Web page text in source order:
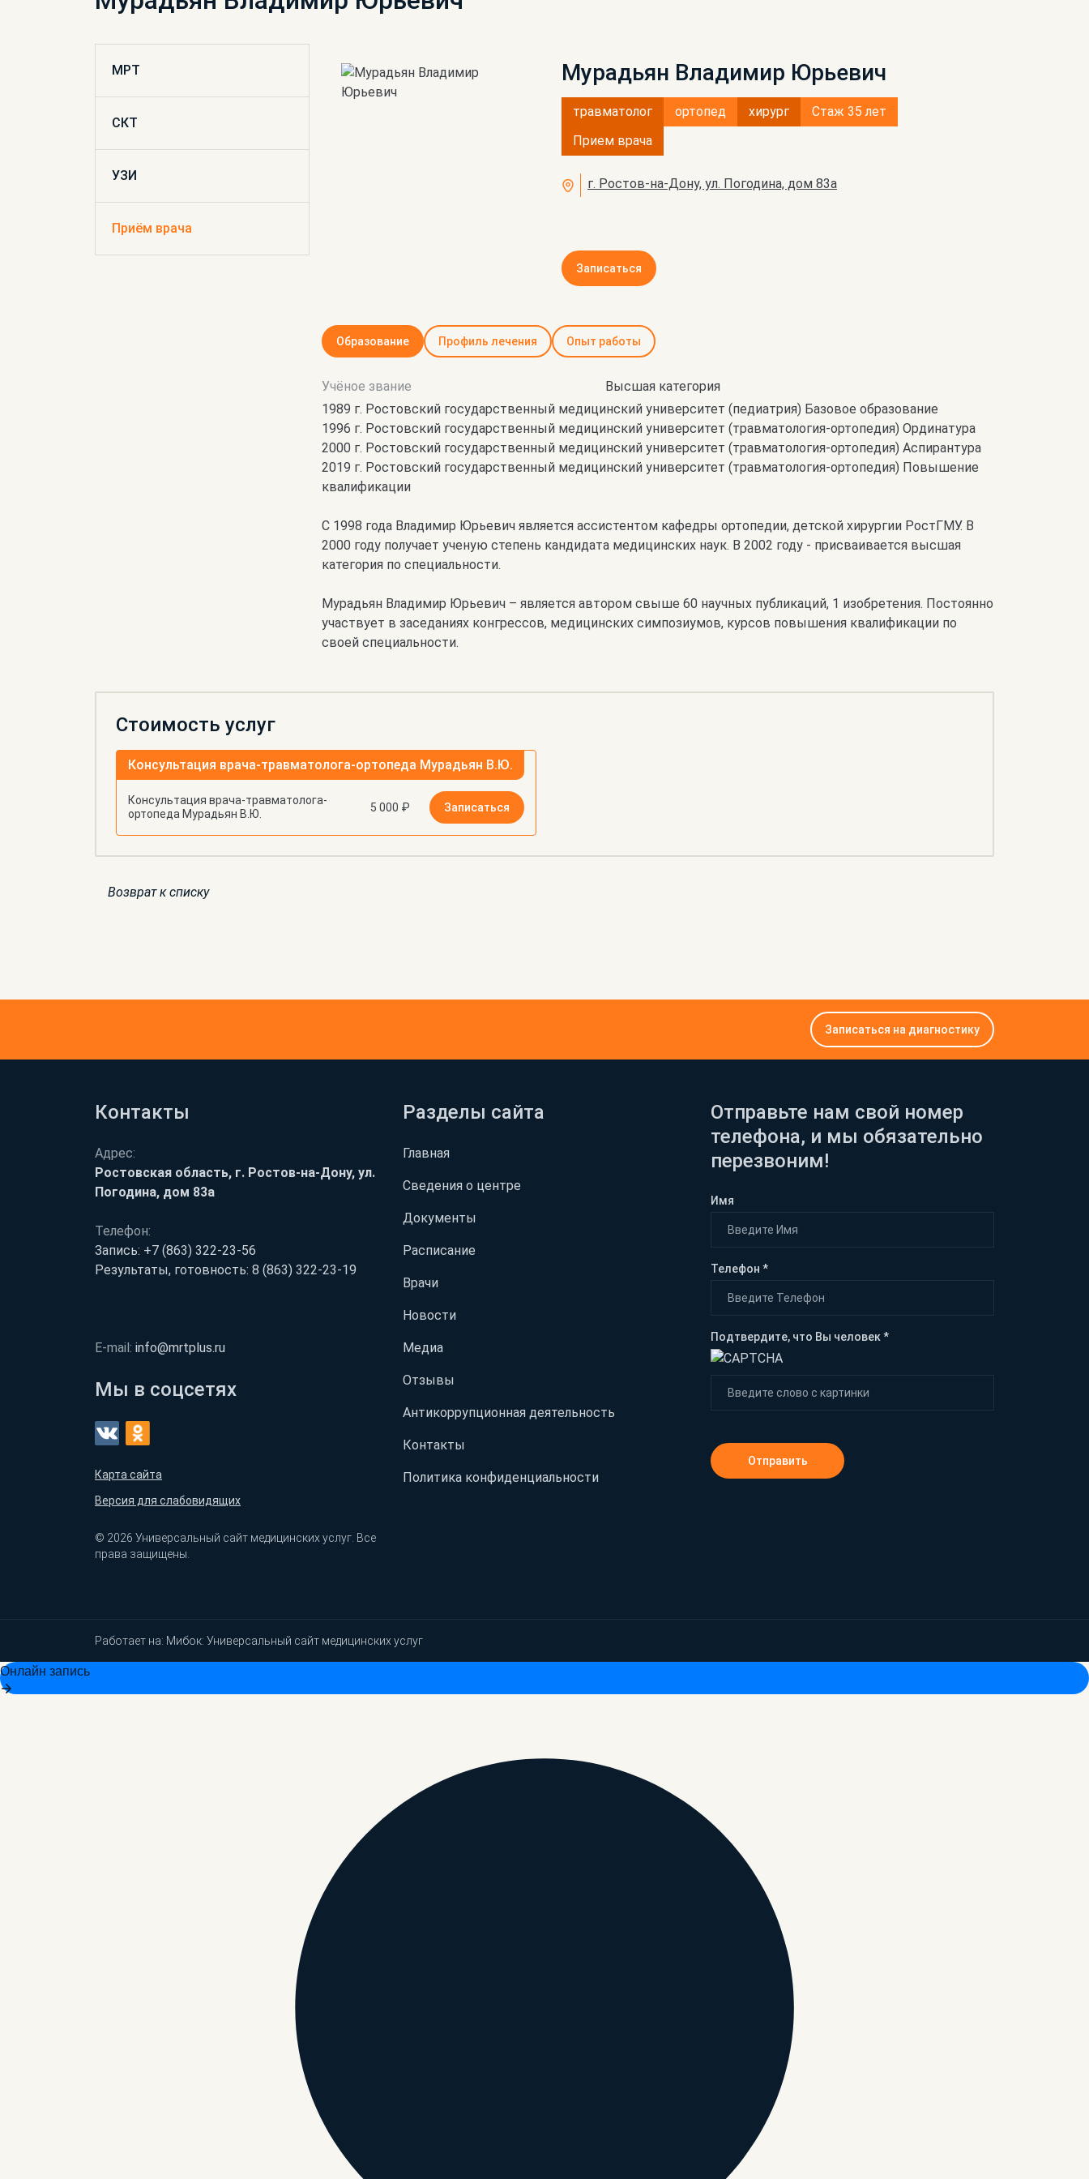
МРТ
СКТ
УЗИ
Приём врача
Мурадьян Владимир Юрьевич
травматолог ортопед хирург
Стаж 35 лет
Прием врача
г. Ростов-на-Дону, ул. Погодина, дом 83а
Записаться
Образование Профиль лечения Опыт работы
Учёное звание
Высшая категория
1989 г. Ростовский государственный медицинский университет (педиатрия) Базовое образование
1996 г. Ростовский государственный медицинский университет (травматология-ортопедия) Ординатура
2000 г. Ростовский государственный медицинский университет (травматология-ортопедия) Аспирантура
2019 г. Ростовский государственный медицинский университет (травматология-ортопедия) Повышение
квалификации
С 1998 года Владимир Юрьевич является ассистентом кафедры ортопедии, детской хирургии РостГМУ. В
2000 году получает ученую степень кандидата медицинских наук. В 2002 году - присваивается высшая
категория по специальности.
Мурадьян Владимир Юрьевич – является автором свыше 60 научных публикаций, 1 изобретения. Постоянно
участвует в заседаниях конгрессов, медицинских симпозиумов, курсов повышения квалификации по
своей специальности.
Стоимость услуг
Консультация врача-травматолога-ортопеда Мурадьян В.Ю.
Консультация врача-травматолога-
ортопеда Мурадьян В.Ю.
5 000 ₽ Записаться
Возврат к списку
Записаться на диагностику
Контакты
Адрес:
Ростовская область, г. Ростов-на-Дону, ул.
Погодина, дом 83а
Телефон:
Запись: +7 (863) 322-23-56
Результаты, готовность: 8 (863) 322-23-19
E-mail: info@mrtplus.ru
Мы в соцсетях
Карта сайта
Версия для слабовидящих
© 2026 Универсальный сайт медицинских услуг. Все
права защищены.
Разделы сайта
Главная
Сведения о центре
Документы
Расписание
Врачи
Новости
Медиа
Отзывы
Антикоррупционная деятельность
Контакты
Политика конфиденциальности
Отправьте нам свой номер
телефона, и мы обязательно
перезвоним!
Имя
Телефон *
Подтвердите, что Вы человек *
Отправить
Работает на: Мибок: Универсальный сайт медицинских услуг